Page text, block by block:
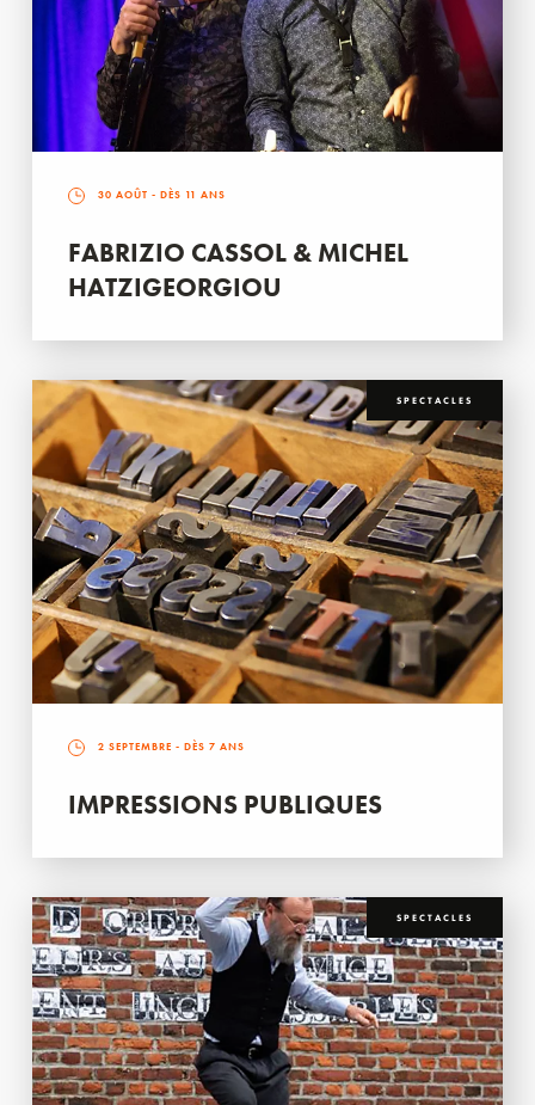
30 AOÛT - DÈS 11 ANS
FABRIZIO CASSOL & MICHEL
HATZIGEORGIOU
SPECTACLES
2 SEPTEMBRE - DÈS 7 ANS
IMPRESSIONS PUBLIQUES
SPECTACLES